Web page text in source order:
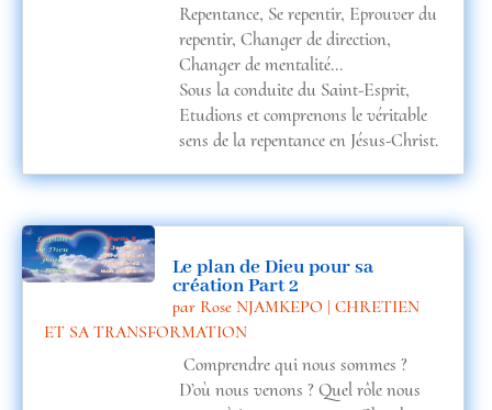
Repentance, Se repentir, Eprouver du
repentir, Changer de direction,
Changer de mentalité…
Sous la conduite du Saint-Esprit,
Etudions et comprenons le véritable
sens de la repentance en Jésus-Christ.
Le plan de Dieu pour sa
création Part 2
par Rose NJAMKEPO | CHRETIEN
ET SA TRANSFORMATION
Comprendre qui nous sommes ?
D’où nous venons ? Quel rôle nous